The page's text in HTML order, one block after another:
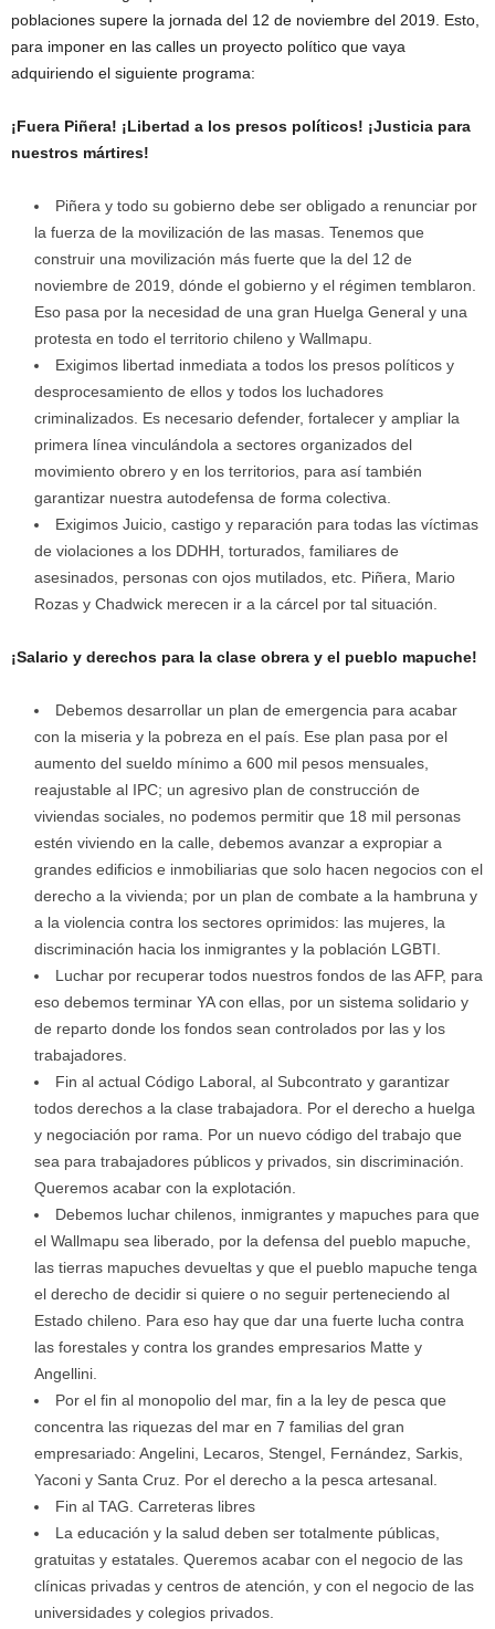
poblaciones supere la jornada del 12 de noviembre del 2019. Esto,
para imponer en las calles un proyecto político que vaya
adquiriendo el siguiente programa:
¡Fuera Piñera! ¡Libertad a los presos políticos! ¡Justicia para
nuestros mártires!
Piñera y todo su gobierno debe ser obligado a renunciar por
la fuerza de la movilización de las masas. Tenemos que
construir una movilización más fuerte que la del 12 de
noviembre de 2019, dónde el gobierno y el régimen temblaron.
Eso pasa por la necesidad de una gran Huelga General y una
protesta en todo el territorio chileno y Wallmapu.
Exigimos libertad inmediata a todos los presos políticos y
desprocesamiento de ellos y todos los luchadores
criminalizados. Es necesario defender, fortalecer y ampliar la
primera línea vinculándola a sectores organizados del
movimiento obrero y en los territorios, para así también
garantizar nuestra autodefensa de forma colectiva.
Exigimos Juicio, castigo y reparación para todas las víctimas
de violaciones a los DDHH, torturados, familiares de
asesinados, personas con ojos mutilados, etc. Piñera, Mario
Rozas y Chadwick merecen ir a la cárcel por tal situación.
¡Salario y derechos para la clase obrera y el pueblo mapuche!
Debemos desarrollar un plan de emergencia para acabar
con la miseria y la pobreza en el país. Ese plan pasa por el
aumento del sueldo mínimo a 600 mil pesos mensuales,
reajustable al IPC; un agresivo plan de construcción de
viviendas sociales, no podemos permitir que 18 mil personas
estén viviendo en la calle, debemos avanzar a expropiar a
grandes edificios e inmobiliarias que solo hacen negocios con el
derecho a la vivienda; por un plan de combate a la hambruna y
a la violencia contra los sectores oprimidos: las mujeres, la
discriminación hacia los inmigrantes y la población LGBTI.
Luchar por recuperar todos nuestros fondos de las AFP, para
eso debemos terminar YA con ellas, por un sistema solidario y
de reparto donde los fondos sean controlados por las y los
trabajadores.
Fin al actual Código Laboral, al Subcontrato y garantizar
todos derechos a la clase trabajadora. Por el derecho a huelga
y negociación por rama. Por un nuevo código del trabajo que
sea para trabajadores públicos y privados, sin discriminación.
Queremos acabar con la explotación.
Debemos luchar chilenos, inmigrantes y mapuches para que
el Wallmapu sea liberado, por la defensa del pueblo mapuche,
las tierras mapuches devueltas y que el pueblo mapuche tenga
el derecho de decidir si quiere o no seguir perteneciendo al
Estado chileno. Para eso hay que dar una fuerte lucha contra
las forestales y contra los grandes empresarios Matte y
Angellini.
Por el fin al monopolio del mar, fin a la ley de pesca que
concentra las riquezas del mar en 7 familias del gran
empresariado: Angelini, Lecaros, Stengel, Fernández, Sarkis,
Yaconi y Santa Cruz. Por el derecho a la pesca artesanal.
Fin al TAG. Carreteras libres
La educación y la salud deben ser totalmente públicas,
gratuitas y estatales. Queremos acabar con el negocio de las
clínicas privadas y centros de atención, y con el negocio de las
universidades y colegios privados.